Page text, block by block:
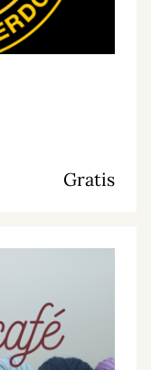
Gratis